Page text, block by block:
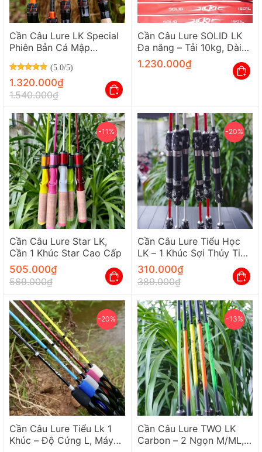
Cần Câu Lure LK Special
Phiên Bản Cá Mập
Fuji, Carbon Xoắn Cao
Cấp
Được xếp hạng
5 sao
(5.0/5)
1.320.000₫
1.540.000₫
Cần Câu Lure SOLID LK
Đa năng – Tải 10kg, Dài
1M5, Khoen Fuji Chính
Hãng
1.230.000₫
-11%
Cần Câu Lure Star LK,
Cần 1 Khúc Star Cao Cấp
505.000₫
569.000₫
-20%
Cần Câu Lure Tiểu Học
LK – 1 Khúc Sợi Thủy Tinh
(1m35)
310.000₫
389.000₫
-20%
Cần Câu Lure Tiểu Lk 1
Khúc – Độ Cứng L, Máy
-13%
Cần Câu Lure TWO LK
Carbon – 2 Ngọn M/ML,